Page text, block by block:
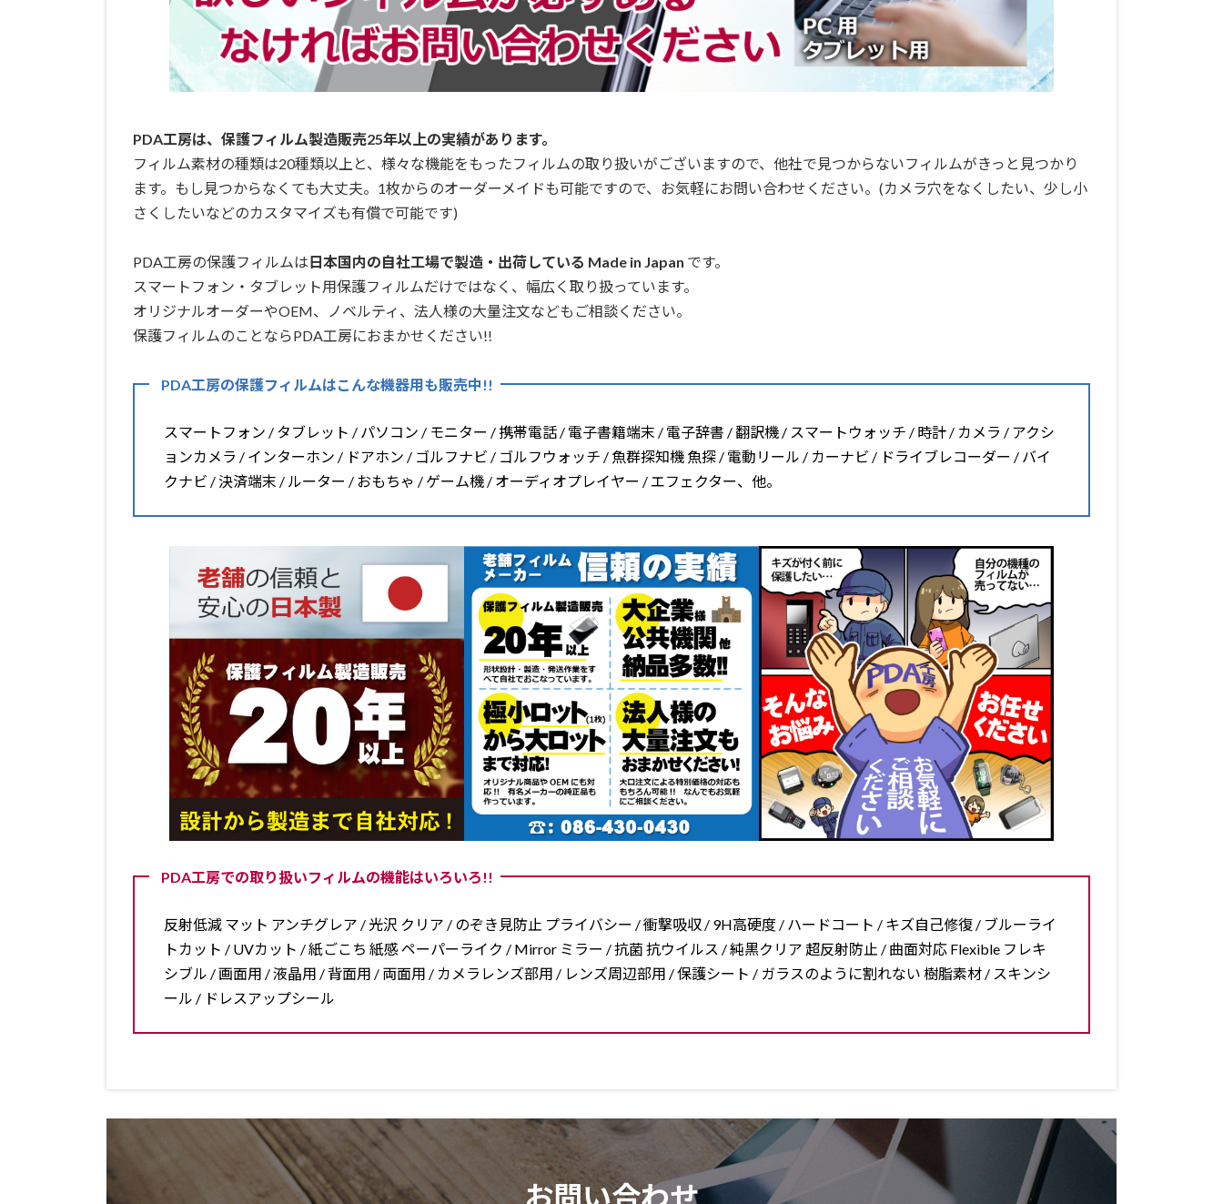
PDA工房は、保護フィルム製造販売25年以上の実績があります。
フィルム素材の種類は20種類以上と、様々な機能をもったフィルムの取り扱いがございますので、他社で見つからないフィルムがきっと見つかり
ます。もし見つからなくても大丈夫。1枚からのオーダーメイドも可能ですので、お気軽にお問い合わせください。(カメラ穴をなくしたい、少し小
さくしたいなどのカスタマイズも有償で可能です)
PDA工房の保護フィルムは 日本国内の自社工場で製造・出荷している Made in Japan です。
スマートフォン・タブレット用保護フィルムだけではなく、幅広く取り扱っています。
オリジナルオーダーやOEM、ノベルティ、法人様の大量注文などもご相談ください。
保護フィルムのことならPDA工房におまかせください!!
PDA工房の保護フィルムはこんな機器用も販売中!!
スマートフォン / タブレット / パソコン / モニター / 携帯電話 / 電子書籍端末 / 電子辞書 / 翻訳機 / スマートウォッチ / 時計 / カメラ / アクシ
ョンカメラ / インターホン / ドアホン / ゴルフナビ / ゴルフウォッチ / 魚群探知機 魚探 / 電動リール / カーナビ / ドライブレコーダー / バイ
クナビ / 決済端末 / ルーター / おもちゃ / ゲーム機 / オーディオプレイヤー / エフェクター、他。
PDA工房での取り扱いフィルムの機能はいろいろ!!
反射低減 マット アンチグレア / 光沢 クリア / のぞき見防止 プライバシー / 衝撃吸収 / 9H高硬度 / ハードコート / キズ自己修復 / ブルーライ
トカット / UVカット / 紙ごこち 紙感 ペーパーライク / Mirror ミラー / 抗菌 抗ウイルス / 純黒クリア 超反射防止 / 曲面対応 Flexible フレキ
シブル / 画面用 / 液晶用 / 背面用 / 両面用 / カメラレンズ部用 / レンズ周辺部用 / 保護シート / ガラスのように割れない 樹脂素材 / スキンシ
ール / ドレスアップシール
お問い合わせ